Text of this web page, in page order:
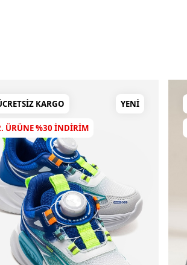
KARGO YENI
ÜRÜNE %30 INDIRIM